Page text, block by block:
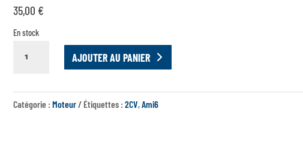
35,00 €
En stock
MOTEUR
AJOUTER AU PANIER
Catégorie : Moteur Étiquettes : 2CV,Ami6